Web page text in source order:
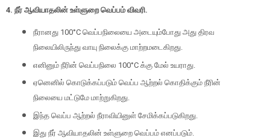
4. நீர் ஆவியாதலின் உள்ளுறை வெப்பம் விவரி.
நீரானது 100°C வெப்பநிலையை அடையும்போது அது திரவ
நிலையிலிருந்து வாயு நிலைக்கு மாற்றமடைகிறது.
எனினும் நீரின் வெப்பநிலை 100°C க்கு மேல் உயராது.
ஏனெனில் கொடுக்கப்படும் வெப்ப ஆற்றல் கொதிக்கும் நீரின்
நிலையை மட்டுமே மாற்றுகிறது.
இந்த வெப்ப ஆற்றல் நீராவியினுள் சேமிக்கப்படுகிறது.
இது நீர் ஆவியாதலின் உள்ளுறை வெப்பம் எனப்படும்.